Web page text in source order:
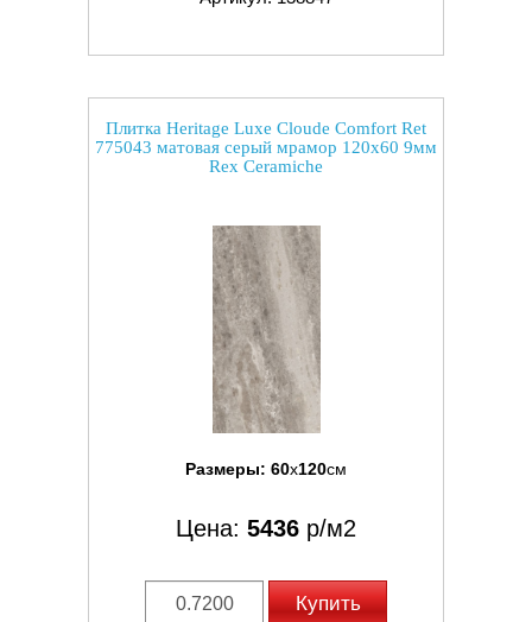
Плитка Heritage Luxe Cloude Comfort Ret
775043 матовая серый мрамор 120x60 9мм
Rex Ceramiche
Размеры: 60x120см
Цена: 5436 р/м2
Купить